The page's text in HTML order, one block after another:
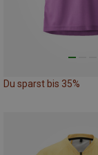
Du sparst bis 35%